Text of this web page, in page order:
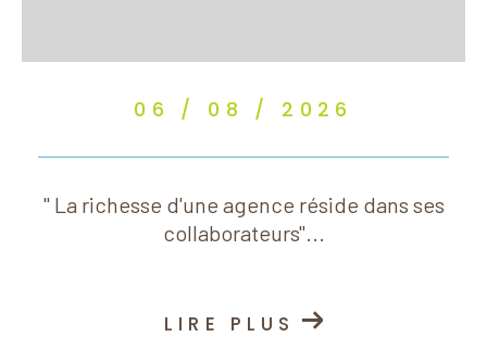
06 / 08 / 2026
" La richesse d'une agence réside dans ses
collaborateurs"...
LIRE PLUS